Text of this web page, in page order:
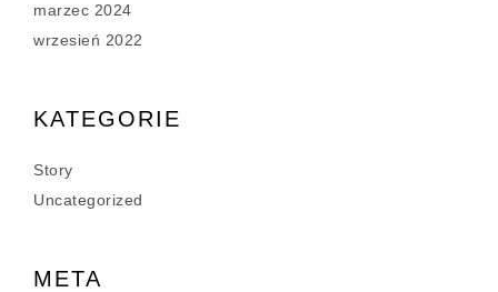
marzec 2024
wrzesień 2022
KATEGORIE
Story
Uncategorized
META